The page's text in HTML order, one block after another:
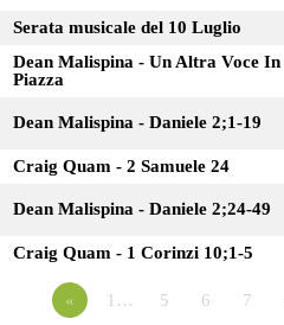
Serata musicale del 10 Luglio
Dean Malispina - Un Altra Voce In
Piazza
Dean Malispina - Daniele 2;1-19
Craig Quam - 2 Samuele 24
Dean Malispina - Daniele 2;24-49
Craig Quam - 1 Corinzi 10;1-5
« 1… 5 6 7